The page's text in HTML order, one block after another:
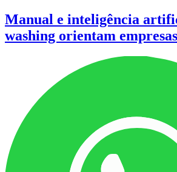
Manual e inteligência
washing orientam empresas